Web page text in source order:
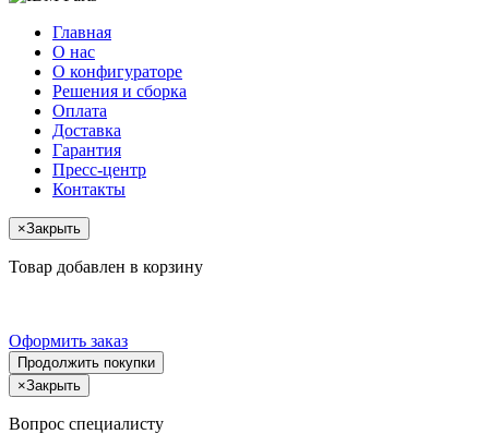
Главная
О нас
О конфигураторе
Решения и сборка
Оплата
Доставка
Гарантия
Пресс-центр
Контакты
×Закрыть
Товар добавлен в корзину
Оформить заказ
Продолжить покупки
×Закрыть
Вопрос специалисту